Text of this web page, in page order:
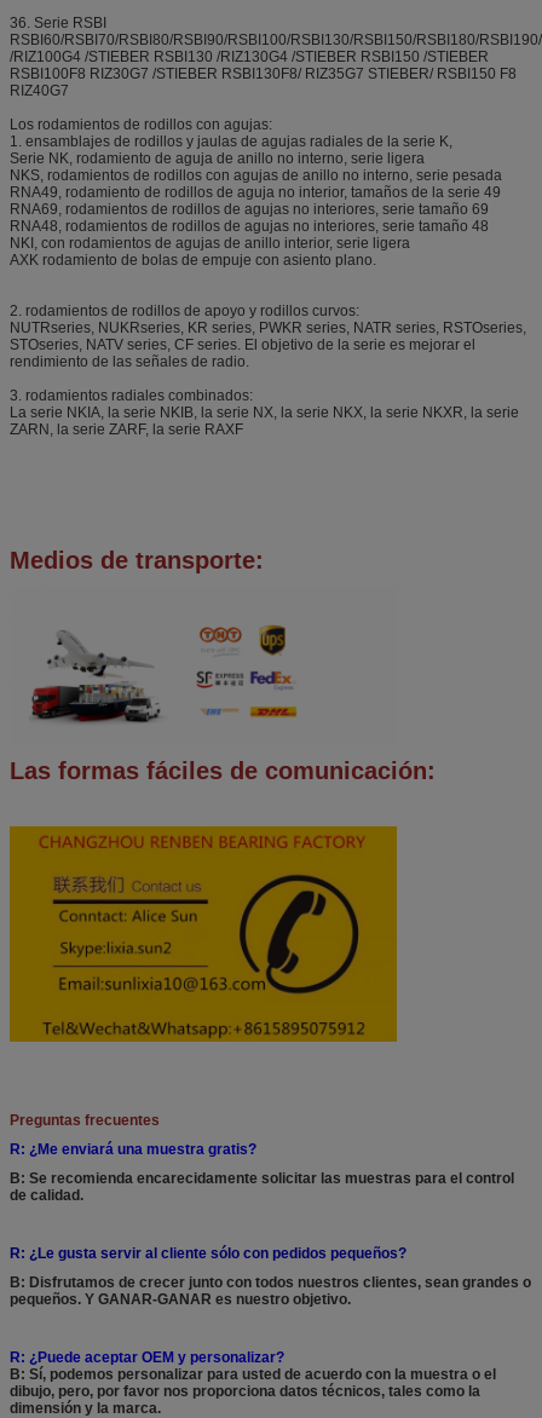
36. Serie RSBI
RSBI60/RSBI70/RSBI80/RSBI90/RSBI100/RSBI130/RSBI150/RSBI180/
/RIZ100G4 /STIEBER RSBI130 /RIZ130G4 /STIEBER RSBI150 /STIEBER
RSBI100F8 RIZ30G7 /STIEBER RSBI130F8/ RIZ35G7 STIEBER/ RSBI150 F8
RIZ40G7
Los rodamientos de rodillos con agujas:
1. ensamblajes de rodillos y jaulas de agujas radiales de la serie K,
Serie NK, rodamiento de aguja de anillo no interno, serie ligera
NKS, rodamientos de rodillos con agujas de anillo no interno, serie pesada
RNA49, rodamiento de rodillos de aguja no interior, tamaños de la serie 49
RNA69, rodamientos de rodillos de agujas no interiores, serie tamaño 69
RNA48, rodamientos de rodillos de agujas no interiores, serie tamaño 48
NKI, con rodamientos de agujas de anillo interior, serie ligera
AXK rodamiento de bolas de empuje con asiento plano.
2. rodamientos de rodillos de apoyo y rodillos curvos:
NUTRseries, NUKRseries, KR series, PWKR series, NATR series, RSTOseries,
STOseries, NATV series, CF series. El objetivo de la serie es mejorar el
rendimiento de las señales de radio.
3. rodamientos radiales combinados:
La serie NKIA, la serie NKIB, la serie NX, la serie NKX, la serie NKXR, la serie
ZARN, la serie ZARF, la serie RAXF
Medios de transporte:
Las formas fáciles de comunicación:
Preguntas frecuentes
R: ¿Me enviará una muestra gratis?
B: Se recomienda encarecidamente solicitar las muestras para el control
de calidad.
R: ¿Le gusta servir al cliente sólo con pedidos pequeños?
B: Disfrutamos de crecer junto con todos nuestros clientes, sean grandes o
pequeños. Y GANAR-GANAR es nuestro objetivo.
R: ¿Puede aceptar OEM y personalizar?
B: Sí, podemos personalizar para usted de acuerdo con la muestra o el
dibujo, pero, por favor nos proporciona datos técnicos, tales como la
dimensión y la marca.